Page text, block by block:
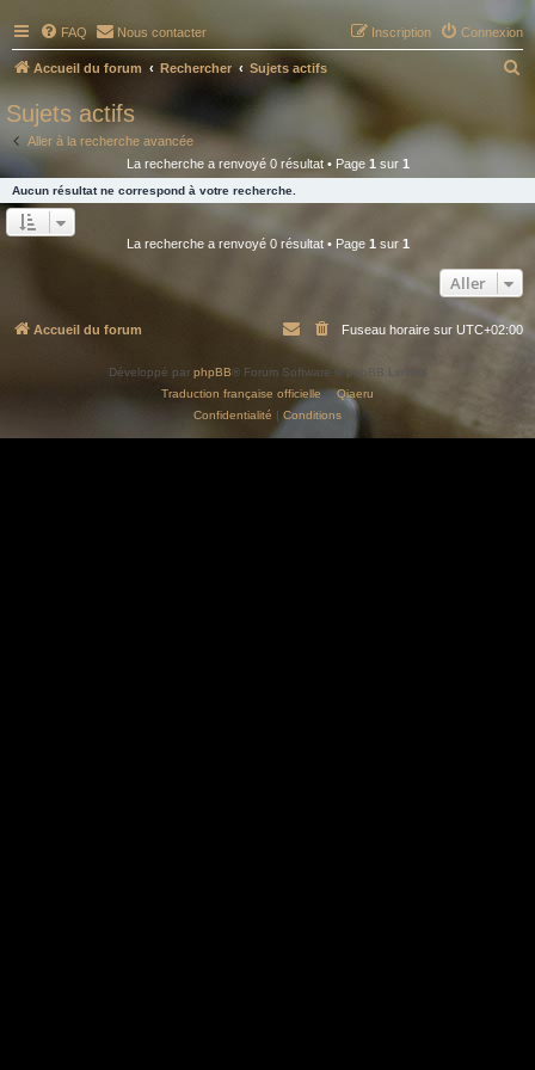
FAQ Nous contacter Connexion
Inscription
Accueil du forum Rechercher Sujets actifs
e
e
r
Sujets actifs
Aller à la recherche avancée
La recherche a renvoyé 0 résultat • Page 1sur 1
Aucun résultat ne correspond à votre recherche.
La recherche a renvoyé 0 résultat • Page 1 sur 1
Aller
Accueil du forum Fuseau horaire sur UTC+02:00
Développé par phpBB® Forum Software © phpBB Limited
Traduction française officielle©Qiaeru
Confidentialité | Conditions